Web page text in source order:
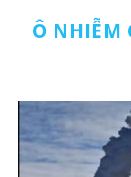
Ô NHIỄM